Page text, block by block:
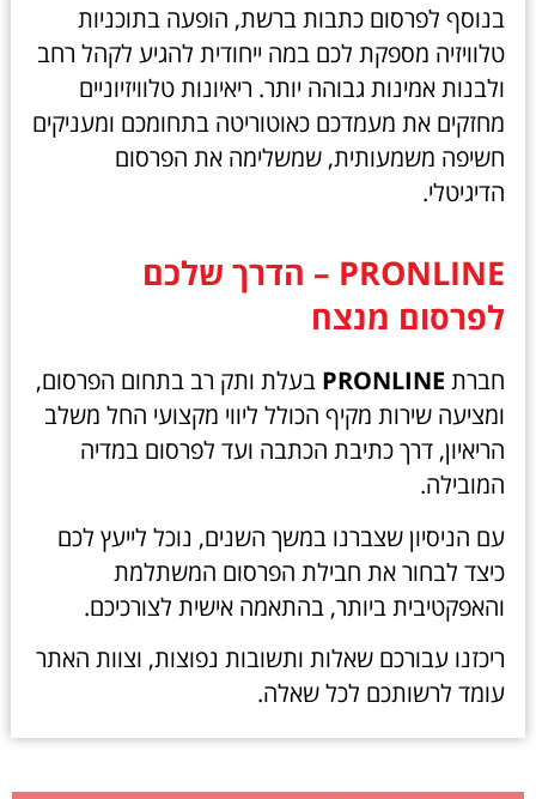
בנוסף לפרסום כתבות ברשת, הופעה בתוכניות
טלוויזיה מספקת לכם במה ייחודית להגיע לקהל רחב
ולבנות אמינות גבוהה יותר. ריאיונות טלוויזיוניים
מחזקים את מעמדכם כאוטוריטה בתחומכם ומעניקים
חשיפה משמעותית, שמשלימה את הפרסום
הדיגיטלי.
PRONLINE – הדרך שלכם
לפרסום מנצח
חברת PRONLINE בעלת ותק רב בתחום הפרסום,
ומציעה שירות מקיף הכולל ליווי מקצועי החל משלב
הריאיון, דרך כתיבת הכתבה ועד לפרסום במדיה
המובילה.
עם הניסיון שצברנו במשך השנים, נוכל לייעץ לכם
כיצד לבחור את חבילת הפרסום המשתלמת
והאפקטיבית ביותר, בהתאמה אישית לצורכיכם.
ריכזנו עבורכם שאלות ותשובות נפוצות, וצוות האתר
עומד לרשותכם לכל שאלה.